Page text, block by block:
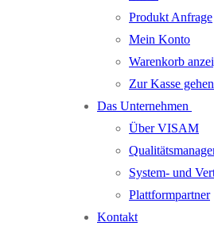
Produkt Anfrage
Mein Konto
Warenkorb
Zur Kasse gehen
Das Unternehmen
Über VISAM
System- und
Plattformpartner
Kontakt